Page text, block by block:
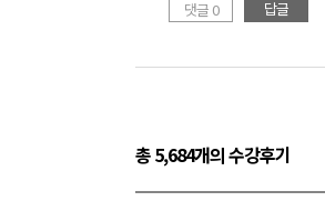
댓글 0 답글
총 5,684개의 수강후기